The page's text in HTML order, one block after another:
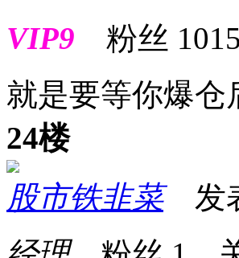
VIP9 粉丝 1015
就是要等你爆仓
24楼
股市铁韭菜发